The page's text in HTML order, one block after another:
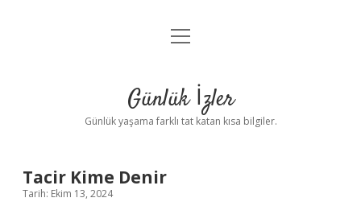
Anasayfa
Yasal Uyarı
menüyü
Günlük İzler
Günlük yaşama farklı tat katan kısa bilgiler.
Tacir Kime Denir
Tarih: Ekim 13, 2024